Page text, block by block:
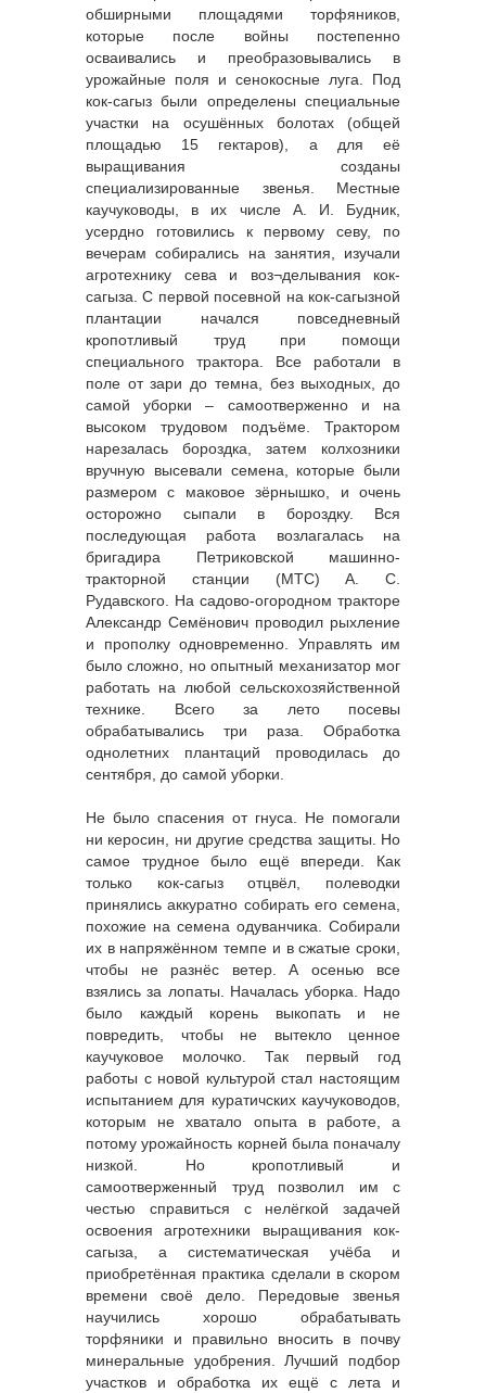
обширными площадями торфяников,
которые после войны постепенно
осваивались и преобразовывались в
урожайные поля и сенокосные луга. Под
кок-сагыз были определены специальные
участки на осушённых болотах (общей
площадью 15 гектаров), а для её
выращивания созданы
специализированные звенья. Местные
каучуководы, в их числе А. И. Будник,
усердно готовились к первому севу, по
вечерам собирались на занятия, изучали
агротехнику сева и воз¬делывания кок-
сагыза. С первой посевной на кок-сагызной
плантации начался повседневный
кропотливый труд при помощи
специального трактора. Все работали в
поле от зари до темна, без выходных, до
самой уборки – самоотверженно и на
высоком трудовом подъёме. Трактором
нарезалась бороздка, затем колхозники
вручную высевали семена, которые были
размером с маковое зёрнышко, и очень
осторожно сыпали в бороздку. Вся
последующая работа возлагалась на
бригадира Петриковской машинно-
тракторной станции (МТС) А. С.
Рудавского. На садово-огородном тракторе
Александр Семёнович проводил рыхление
и прополку одновременно. Управлять им
было сложно, но опытный механизатор мог
работать на любой сельскохозяйственной
технике. Всего за лето посевы
обрабатывались три раза. Обработка
однолетних плантаций проводилась до
сентября, до самой уборки.
Не было спасения от гнуса. Не помогали
ни керосин, ни другие средства защиты. Но
самое трудное было ещё впереди. Как
только кок-сагыз отцвёл, полеводки
принялись аккуратно собирать его семена,
похожие на семена одуванчика. Собирали
их в напряжённом темпе и в сжатые сроки,
чтобы не разнёс ветер. А осенью все
взялись за лопаты. Началась уборка. Надо
было каждый корень выкопать и не
повредить, чтобы не вытекло ценное
каучуковое молочко. Так первый год
работы с новой культурой стал настоящим
испытанием для куратичских каучуководов,
которым не хватало опыта в работе, а
потому урожайность корней была поначалу
низкой. Но кропотливый и
самоотверженный труд позволил им с
честью справиться с нелёгкой задачей
освоения агротехники выращивания кок-
сагыза, а систематическая учёба и
приобретённая практика сделали в скором
времени своё дело. Передовые звенья
научились хорошо обрабатывать
торфяники и правильно вносить в почву
минеральные удобрения. Лучший подбор
участков и обработка их ещё с лета и